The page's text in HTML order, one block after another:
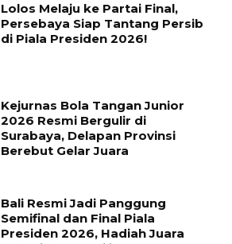
Lolos Melaju ke Partai Final,
Persebaya Siap Tantang Persib
di Piala Presiden 2026!
Kejurnas Bola Tangan Junior
2026 Resmi Bergulir di
Surabaya, Delapan Provinsi
Berebut Gelar Juara
Bali Resmi Jadi Panggung
Semifinal dan Final Piala
Presiden 2026, Hadiah Juara